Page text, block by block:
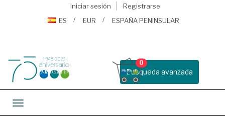
Iniciar sesión
Registrarse
ES
EUR ESPAÑA PENINSULAR
Busqueda avanzada
0
Toggle navigation